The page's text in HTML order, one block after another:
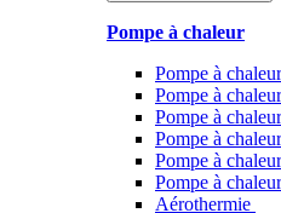
Pompe à chaleur
Pompe à
Pompe à
Pompe à
Pompe à
Pompe à
Pompe à
Aérothermie